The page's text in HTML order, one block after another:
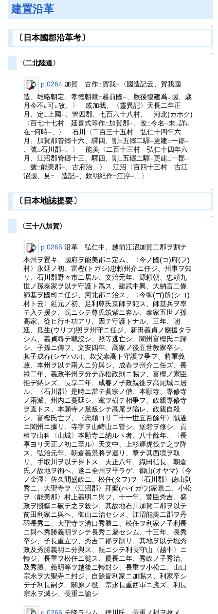
建置沿革
↑
〔日本國郡沿革考〕
↑
〈二北陸道〉
p.0264 加賀 古作二賀我一
〈國造記云、賀我國
造、雄略朝定、孝徳朝隷二越前國一、厥後復建爲レ 國、歳
月今不 レ可レ攷、〉 或加我、〈靈異記〉天長二年正
月、定二上國一、管四郡、七百六十八村、 河北(カホク)
〈百七十七村 延喜式等作二加賀郡一、改二今名一未レ詳レ
在二何時一、〉 石川〈二百三十五村 弘仁十四年六
月、加賀郡管郷十六、驛四、割二五郷二驛一更建二一郡一
、號二石川郡一、〉 能美〈二百十三村 弘仁十四年六
月、江沼郡管郷十三、驛四、割二五郷二驛一更建二一郡一
、號二能美郡一、古府治、〉 江沼〈百四十三村 古江
沼國、見二 造記一、欽明紀作二江渟一、〉
↑
〔日本地誌提要〕
↑
〈三十八加賀〉
p.0265 沿革 弘仁中、越前江沼加賀二郡ヲ割テ
本州ヲ置キ、國府ヲ能美郡ニ定ム、〈今ノ國(コ)府(フ)
村〉永延ノ初、富樫(トガシ)忠頼州介ニ任ジ、州事ヲ知
リ、石川郡野々市ニ居ル、文治元年、源頼朝、忠頼九
世ノ孫泰家ヲ以テ守護ト爲ス、建武中興、大納言二條
師基ヲ國司ニ任ジ、河北郡ニ治ス、〈今御(ゴ)所(シヨ)
村ト云〉延元ノ初、足利尊氏京師ヲ犯ス、師基兵ヲ率
テ入テ援ク、旣ニシテ尊氏筑紫ニ奔ル、泰家五世ノ孫
高家、從ヒ行キ功アリ、因テ守護トナル、三年、朝
廷、瓜生(ウリフ)照ヲ州守ニ任ジ、新田義貞ノ應援タラ
シム、義貞尋テ戰沒シ、照等逃亡シ、闔州富樫氏ニ歸
シ、子孫ニ傳フ、文安四年、高家ノ後五世教家卒シ、
其子成春(シゲハル)、叔父泰高ト守護ヲ爭フ、將軍義
政、本州ヲ以テ兩人ニ分與シ、成春ヲ州介ニ任ズ、長
祿二年、義政半州ヲ分テ赤松政則ニ賜フ、富樫ノ家臣
拒デ納レズ、長享二年、成春ノ子政親徙ヲ高尾城ニ居
ル、〈石川郡〉是時ニ當テ眞宗ノ僧、本願寺、專修寺
ノ兩派、州内ニ蔓延シ、黨ヲ樹テ相爭フ、政親專修寺
ヲ直トス、本願寺ノ黨叛シテ高尾ヲ陷レ、政親自殺
シ、富樫氏亡ブ、〈忠頼ヨリ二十一世五百餘年〉賊遂
ニ闔州ニ據リ、寺宇ヲ山崎山ニ營シ、堡砦ヲ修シ、貢
租ヲ山科〈山城〉本願寺ニ納ルヽ者、八十餘年、〈長
享ヨリ天正ノ初ニ至ル〉天文中、上杉輝虎伐テ之ヲ降
ス、弘治元年、朝倉義景將ヲ遣リ、擊テ其西境ヲ取
リ、手取川ヲ以テ界トス、天正八年、織田信長、朝倉
氏ノ故地ヲ徇へ、遂ニ全州ヲ平ラゲ、御山(オヤマ)〈今
ノ金澤〉佐久間盛政ニ、松任(タフ)ヲ〈石川郡〉徳山則
秀ニ、大聖寺ヲ〈江沼郡〉拜郷(ハイガウ)家嘉ニ、小松
ヲ〈能美郡〉村上義明ニ與フ、十一年、豐臣秀吉、盛
政ヲ賤嶽ニ破テ之ヲ殺シ、其故地石川加賀二郡ヲ以テ
前田利家ニ與ヘ、御山ニ治セシメ、江沼能美二郡ヲ丹
羽長秀ニ、大聖寺ヲ溝口秀勝ニ、松任ヲ利家ノ子利長
ニ與ヘ秀勝義明ヲシテ長秀ニ屬セシム、十三年、長秀
卒シ、子長重立ツ、秀吉二郡ヲ削リ、其地ヲ以テ堀秀
政及秀勝義明ニ分與ス、旣ニシテ利長守山〈越中〉ニ
轉ジ、長重ヲ松任ニ徙ス、慶長二年、秀政ノ子秀治、
及秀勝、義明等ヲ越後ニ轉封シ、長重ヲ小松ニ、山口
宗永ヲ大聖寺ニ封ジ、自餘皆利家ニ加賜ス、利家卒シ
テ子利長嗣グ、關原ノ役、宗永長重西軍ニ應ズ、利長
宗永ヲ滅シ、長重ニ諭シ
p.0266 テ降ラシム、徳川氏、長重ノ封ヲ收メ、